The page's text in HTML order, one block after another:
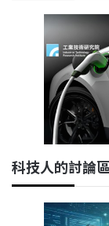
科技人的討論區